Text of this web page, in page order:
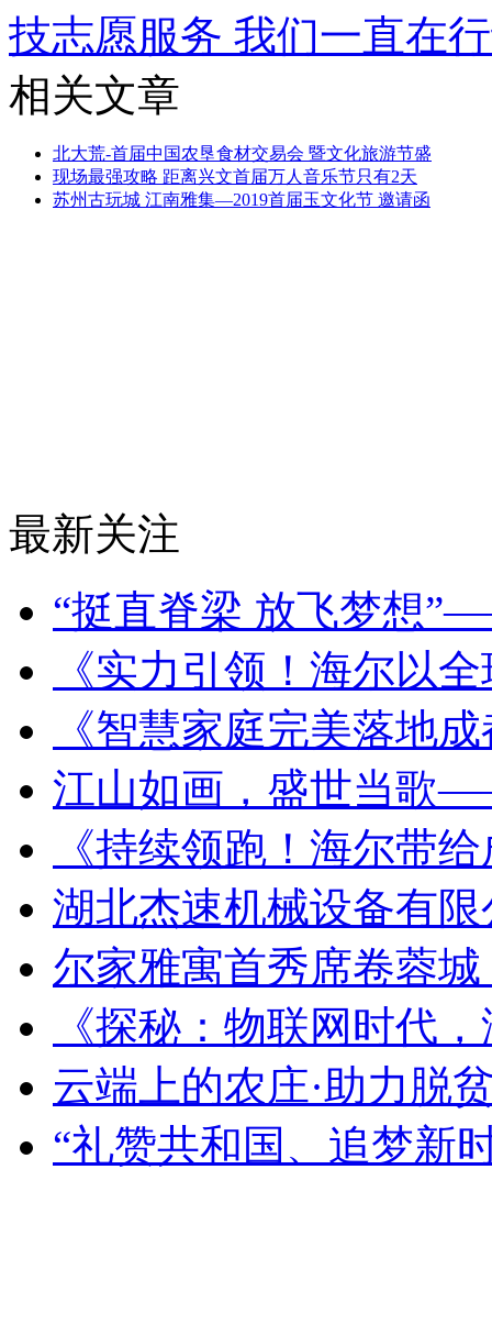
技志愿服务 我们一直在
相关文章
北大荒-首届中国农垦食材交易会 暨文化旅游节盛
现场最强攻略 距离兴文首届万人音乐节只有2天
苏州古玩城 江南雅集—2019首届玉文化节 邀请函
最新关注
“挺直脊梁 放飞梦想
《实力引领！海尔以
《智慧家庭完美落地
江山如画，盛世当歌
《持续领跑！海尔带
湖北杰速机械设备有限
尔家雅寓首秀席卷蓉
《探秘：物联网时代
云端上的农庄·助力脱
“礼赞共和国、追梦